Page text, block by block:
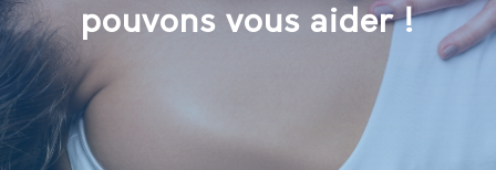
pouvons vous aider !